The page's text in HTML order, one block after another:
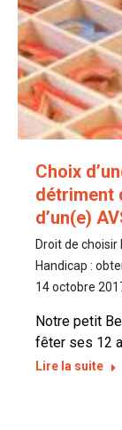
Choix
détriment
d’un(e)
Droit de
Handicap :
14 octobre
Notre petit
fêter ses 12
Lire la suite